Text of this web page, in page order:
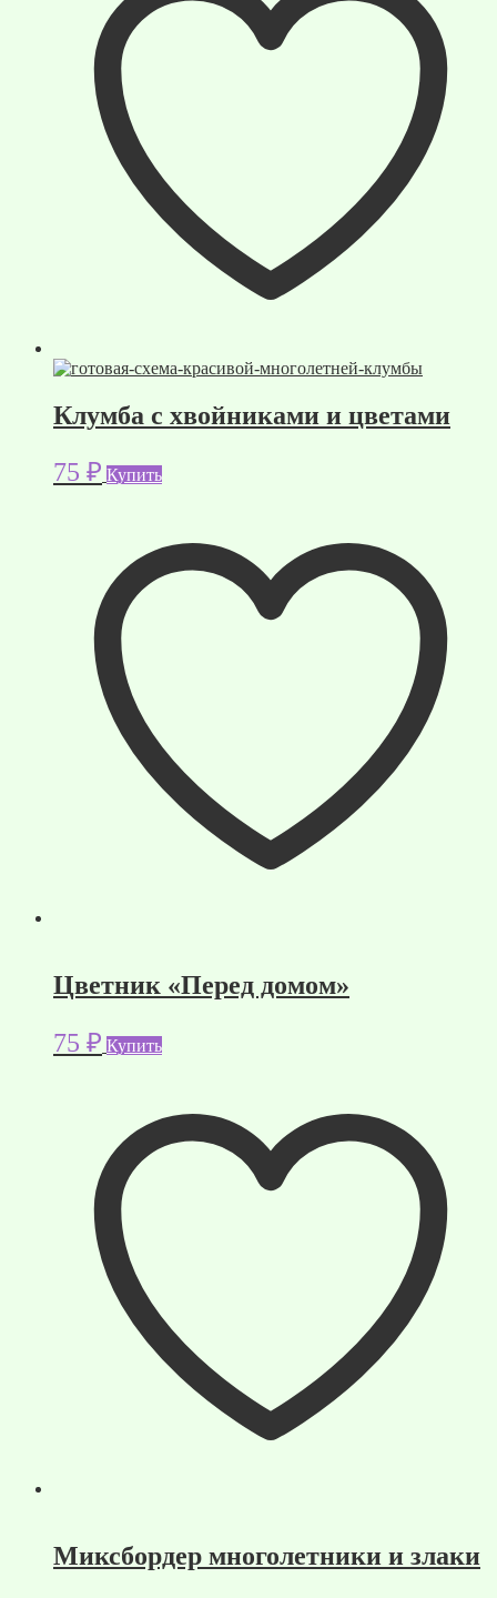
Клумба с хвойниками и цветами
75 ₽ Купить
Цветник «Перед домом»
75 ₽ Купить
Миксбордер многолетники и злаки